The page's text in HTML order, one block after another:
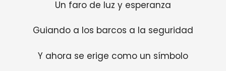
Un faro de luz y esperanza
Guiando a los barcos a la seguridad
Y ahora se erige como un símbolo